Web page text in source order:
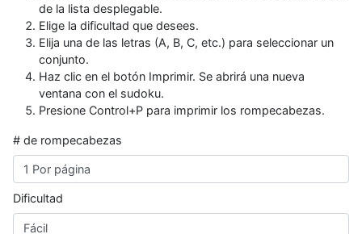
de la lista desplegable.
Elige la dificultad que desees.
Elija una de las letras (A, B, C, etc.) para seleccionar un
conjunto.
Haz clic en el botón Imprimir. Se abrirá una nueva
ventana con el sudoku.
Presione Control+P para imprimir los rompecabezas.
# de rompecabezas
Dificultad